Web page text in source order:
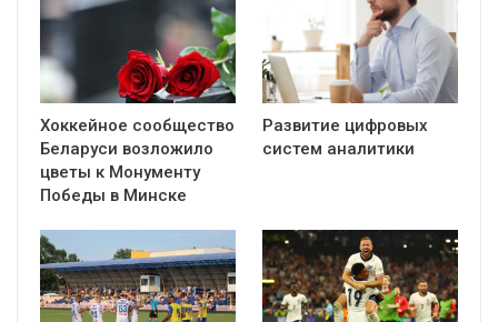
Хоккейное сообщество
Беларуси возложило
цветы к Монументу
Победы в Минске
Развитие цифровых
систем аналитики